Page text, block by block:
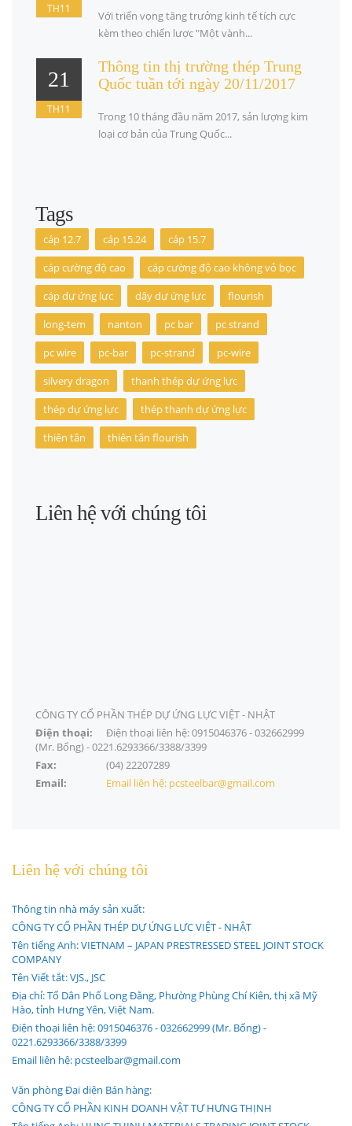
TH11
Với triển vọng tăng trưởng kinh tế tích cực
kèm theo chiến lược "Một vành...
21
TH11
Thông tin thị trường thép Trung
Quốc tuần tới ngày 20/11/2017
Trong 10 tháng đầu năm 2017, sản lượng kim
loại cơ bản của Trung Quốc...
Tags
cáp 12.7 cáp 15.24
cáp 15.7
cáp cường độ cao
cáp cường độ cao không vỏ bọc
cáp dự ứng lực
dây dự ứng lực
flourish
long-tem
nanton pc bar
pc strand
pc wire
pc-bar pc-strand
pc-wire
silvery dragon
thanh thép dự ứng lực
thép dự ứng lực
thép thanh dự ứng lực
thiên tân
thiên tân flourish
Liên hệ với chúng tôi
CÔNG TY CỔ PHẦN THÉP DỰ ỨNG LỰC VIỆT - NHẬT
Điện thoại:
Điện thoại liên hệ: 0915046376 - 032662999
(Mr. Bổng) - 0221.6293366/3388/3399
Fax:
(04) 22207289
Email:
Email liên hệ: pcsteelbar@gmail.com
Liên hệ với chúng tôi
Thông tin nhà máy sản xuất:
CÔNG TY CỔ PHẦN THÉP DỰ ỨNG LỰC VIỆT - NHẬT
Tên tiếng Anh: VIETNAM – JAPAN PRESTRESSED STEEL JOINT STOCK
COMPANY
Tên Viết tắt: VJS., JSC
Địa chỉ: Tổ Dân Phố Long Đằng, Phường Phùng Chí Kiên, thị xã Mỹ
Hào, tỉnh Hưng Yên, Việt Nam.
Điện thoại liên hệ: 0915046376 - 032662999 (Mr. Bổng) -
0221.6293366/3388/3399
Email liên hệ: pcsteelbar@gmail.com
Văn phòng Đại diện Bán hàng:
CÔNG TY CỔ PHẦN KINH DOANH VẬT TƯ HƯNG THỊNH